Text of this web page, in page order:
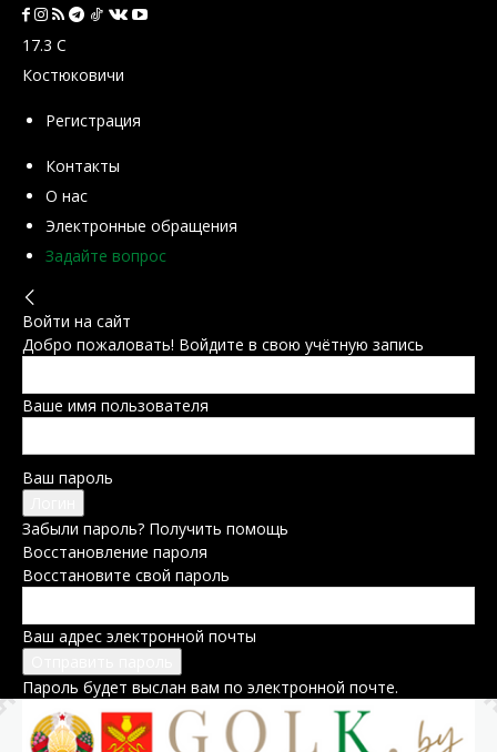
17.3 C
Костюковичи
Регистрация
Контакты
О нас
Электронные обращения
Задайте вопрос
Войти на сайт
Добро пожаловать! Войдите в свою учётную запись
Ваше имя пользователя
Ваш пароль
Забыли пароль? Получить помощь
Восстановление пароля
Восстановите свой пароль
Ваш адрес электронной почты
Пароль будет выслан вам по электронной почте.